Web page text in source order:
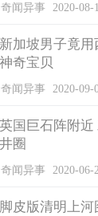
奇闻异事 2020-08-
新加坡男子竟
神奇宝贝
奇闻异事 2020-09-
英国巨石阵附近
井圈
奇闻异事 2020-06-
脚皮版清明上